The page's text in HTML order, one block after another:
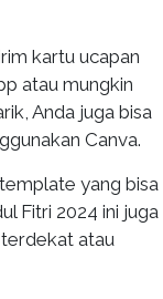
kartu ucapan
atau mungkin
Anda juga bisa
Canva.
yang bisa
Fitri 2024 ini juga
atau